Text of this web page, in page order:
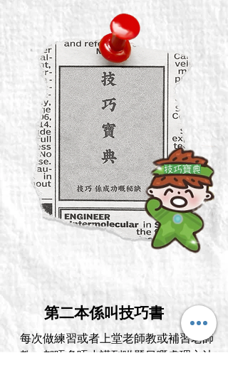
​技巧寶典
第二本係叫技巧書
每次做練習或者上堂老師教或補習老師
教，都唔多唔少講到啲題目嘅處理方法